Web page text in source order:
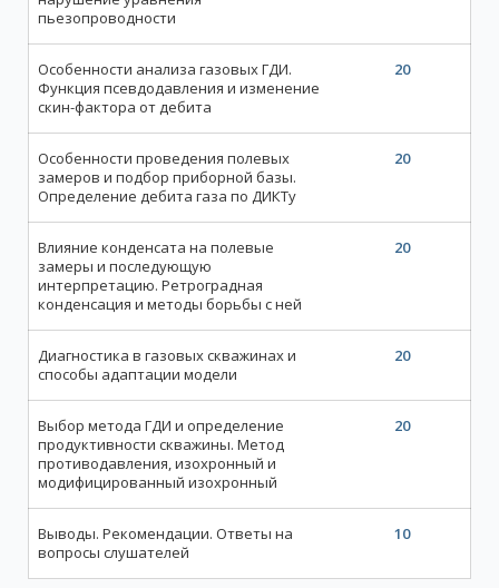
пьезопроводности
Особенности анализа газовых ГДИ.
Функция псевдодавления и изменение
скин-фактора от дебита
20
Особенности проведения полевых
замеров и подбор приборной базы.
Определение дебита газа по ДИКТу
20
Влияние конденсата на полевые
замеры и последующую
интерпретацию. Ретроградная
конденсация и методы борьбы с ней
20
Диагностика в газовых скважинах и
способы адаптации модели
20
Выбор метода ГДИ и определение
продуктивности скважины. Метод
противодавления, изохронный и
модифицированный изохронный
20
Выводы. Рекомендации. Ответы на
вопросы слушателей
10